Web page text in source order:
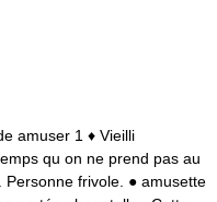
amuser 1 ♦ Vieilli
qu on ne prend pas au
frivole. ● amusette